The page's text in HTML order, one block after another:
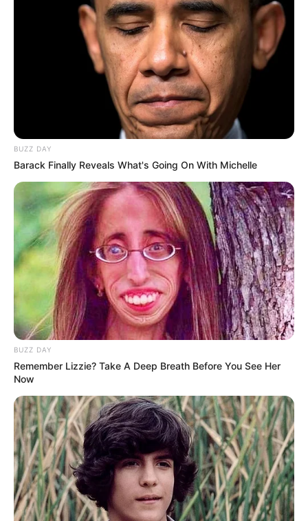
આણંદ અને ખેડામાં હળવાથી ભારે વરસાદ જોવા મળશે.
અમદાવાદ અને ગાંધીનગરમાં હળવાથી ભારે વરસાદની
આગાહી કરવામાં આવી છે.
BUZZ DAY
Barack Finally Reveals What's Going On With Michelle
BUZZ DAY
Remember Lizzie? Take A Deep Breath Before You See Her
Now